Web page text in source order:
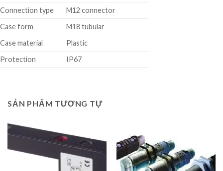
Connection type
M12 connector
Case form
M18 tubular
Case material
Plastic
Protection
IP67
SẢN PHẨM TƯƠNG TỰ